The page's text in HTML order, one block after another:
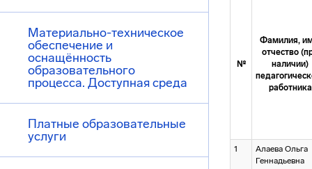
Материально-техническое
обеспечение и
оснащённость
образовательного
процесса. Доступная среда
Платные образовательные
услуги
№
Фамилия,
отчество
наличии)
работника
1
Алаева Ольга
Геннадьевна